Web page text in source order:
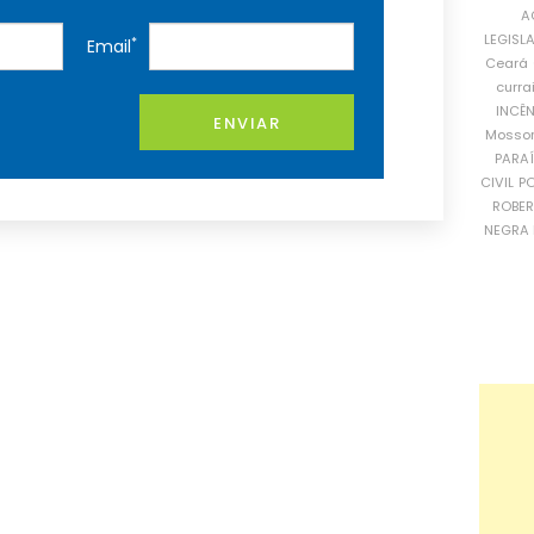
Email*
ENVIAR
Ceará
CIVIL
NEGRA